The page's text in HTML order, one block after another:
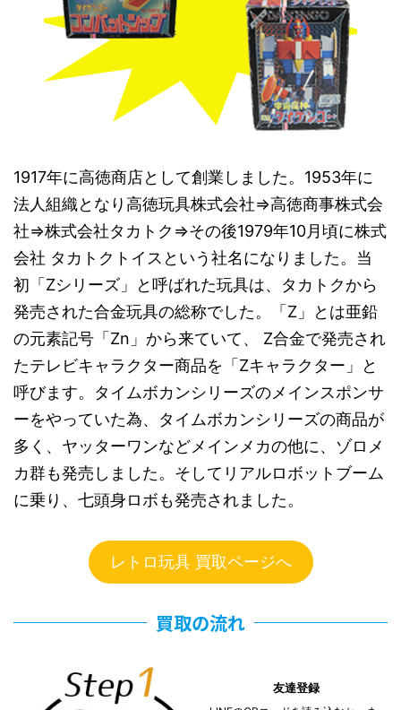
1917年に高徳商店として創業しました。1953年に
法人組織となり高徳玩具株式会社⇒高徳商事株式会
社⇒株式会社タカトク⇒その後1979年10月頃に株式
会社 タカトクトイスという社名になりました。当
初「Zシリーズ」と呼ばれた玩具は、タカトクから
発売された合金玩具の総称でした。「Z」とは亜鉛
の元素記号「Zn」から来ていて、 Z合金で発売され
たテレビキャラクター商品を「Zキャラクター」と
呼びます。タイムボカンシリーズのメインスポンサ
ーをやっていた為、タイムボカンシリーズの商品が
多く、ヤッターワンなどメインメカの他に、ゾロメ
カ群も発売しました。そしてリアルロボットブーム
に乗り、七頭身ロボも発売されました。
レトロ玩具 買取ページへ
買取の流れ
友達登録